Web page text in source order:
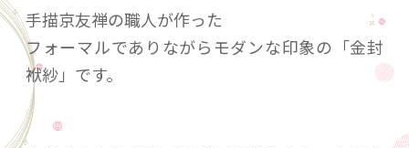
手描京友禅の職人が作った
フォーマルでありながらモダンな印象の「金封
袱紗」です。